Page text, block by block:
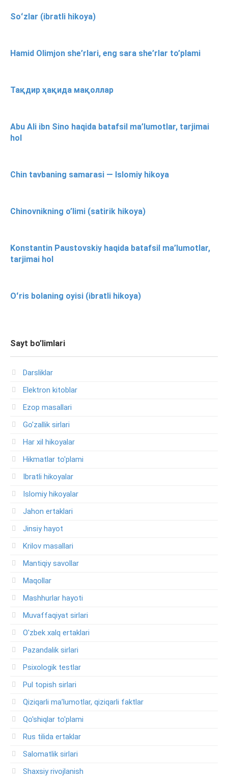
Soʻzlar (ibratli hikoya)
Hamid Olimjon she’rlari, eng sara she’rlar to’plami
Тақдир ҳақида мақоллар
Abu Ali ibn Sino haqida batafsil ma’lumotlar, tarjimai
hol
Chin tavbaning samarasi — Islomiy hikoya
Chinovnikning o’limi (satirik hikoya)
Konstantin Paustovskiy haqida batafsil ma’lumotlar,
tarjimai hol
Oʻris bolaning oyisi (ibratli hikoya)
Sayt bo’limlari
Darsliklar
Elektron kitoblar
Ezop masallari
Go'zallik sirlari
Har xil hikoyalar
Hikmatlar to'plami
Ibratli hikoyalar
Islomiy hikoyalar
Jahon ertaklari
Jinsiy hayot
Krilov masallari
Mantiqiy savollar
Maqollar
Mashhurlar hayoti
Muvaffaqiyat sirlari
O'zbek xalq ertaklari
Pazandalik sirlari
Psixologik testlar
Pul topish sirlari
Qiziqarli ma’lumotlar, qiziqarli faktlar
Qo'shiqlar to'plami
Rus tilida ertaklar
Salomatlik sirlari
Shaxsiy rivojlanish